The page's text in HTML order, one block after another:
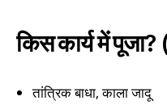
किस कार्य में
तांत्रिक बाधा, काला जादू